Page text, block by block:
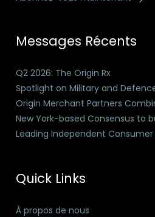
Messages Récents
Q2 2026: The Origin Rx
Spotlight on Military and
Origin Merchant Partners
New York-based Consensus to
Leading Independent
Quick Links
À propos de nous